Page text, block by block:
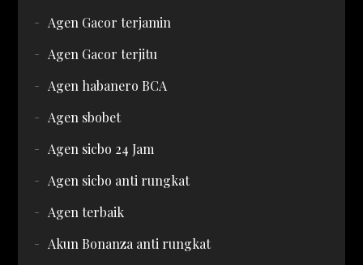
Agen Gacor terjamin
Agen Gacor terjitu
Agen habanero BCA
Agen sbobet
Agen sicbo 24 Jam
Agen sicbo anti rungkat
Agen terbaik
Akun Bonanza anti rungkat